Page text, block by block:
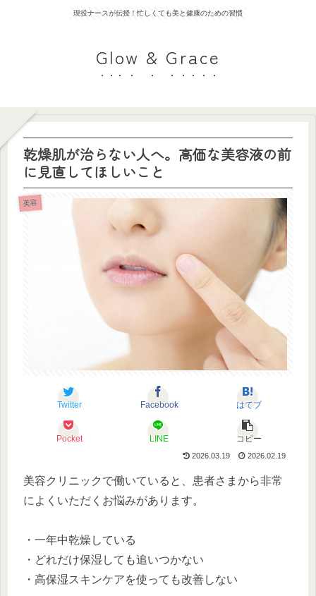
現役ナースが伝授！忙しくても美と健康のための習慣
Glow & Grace
乾燥肌が治らない人へ。高価な美容液の前
に見直してほしいこと
美容
Twitter Facebook はてブ
Pocket LINE コピー
2026.03.19 2026.02.19
美容クリニックで働いていると、患者さまから非常
によくいただくお悩みがあります。
・一年中乾燥している
・どれだけ保湿しても追いつかない
・高保湿スキンケアを使っても改善しない